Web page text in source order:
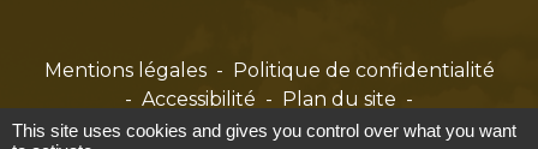
Mentions légales - Politique de confidentialité
- Accessibilité - Plan du site -
Gestion des cookies
This site uses cookies and gives you control over what you want